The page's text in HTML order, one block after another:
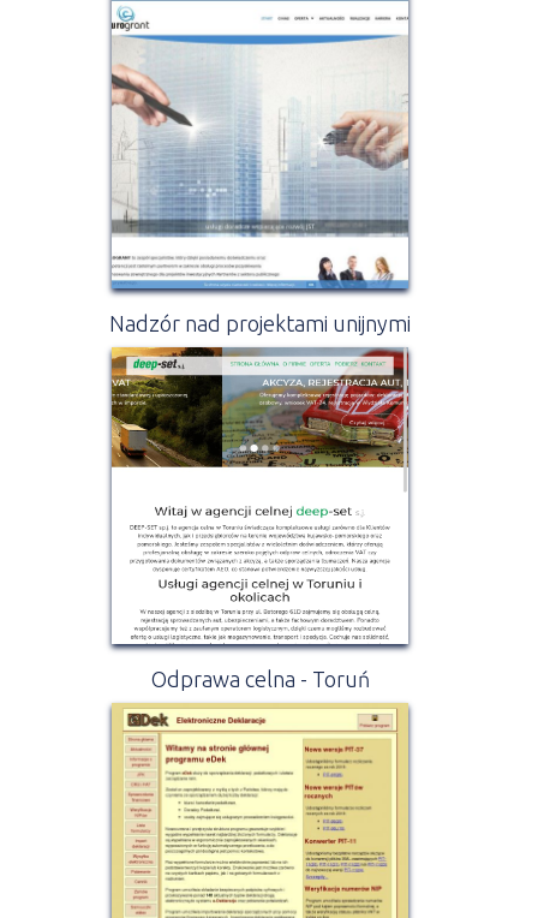
Nadzór nad projektami unijnymi
Odprawa celna - Toruń